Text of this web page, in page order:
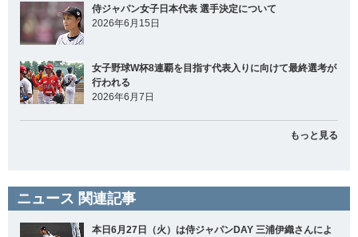
侍ジャパン女子日本代表 選手決定について
2026年6月15日
女子野球W杯8連覇を目指す代表入りに向けて最終選考が
行われる
2026年6月7日
もっと見る
ニュース 関連記事
本日6月27日（火）は侍ジャパンDAY 三浦伊織さんによ